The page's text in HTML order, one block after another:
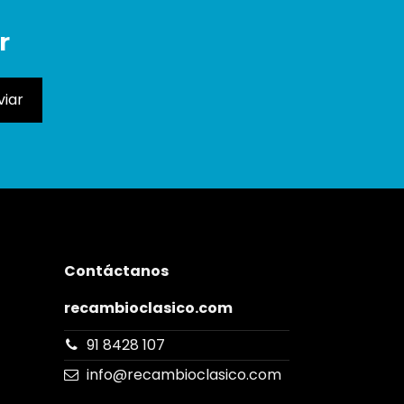
Contáctanos
recambioclasico.com
91 8428 107
info@recambioclasico.com